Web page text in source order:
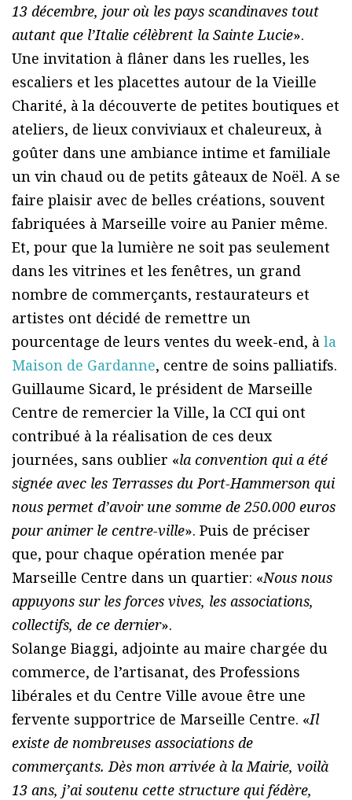
13 décembre, jour où les pays scandinaves tout
autant que l’Italie célèbrent la Sainte Lucie».
Une invitation à flâner dans les ruelles, les
escaliers et les placettes autour de la Vieille
Charité, à la découverte de petites boutiques et
ateliers, de lieux conviviaux et chaleureux, à
goûter dans une ambiance intime et familiale
un vin chaud ou de petits gâteaux de Noël. A se
faire plaisir avec de belles créations, souvent
fabriquées à Marseille voire au Panier même.
Et, pour que la lumière ne soit pas seulement
dans les vitrines et les fenêtres, un grand
nombre de commerçants, restaurateurs et
artistes ont décidé de remettre un
pourcentage de leurs ventes du week-end, à la
Maison de Gardanne, centre de soins palliatifs.
Guillaume Sicard, le président de Marseille
Centre de remercier la Ville, la CCI qui ont
contribué à la réalisation de ces deux
journées, sans oublier «la convention qui a été
signée avec les Terrasses du Port-Hammerson qui
nous permet d’avoir une somme de 250.000 euros
pour animer le centre-ville». Puis de préciser
que, pour chaque opération menée par
Marseille Centre dans un quartier: «Nous nous
appuyons sur les forces vives, les associations,
collectifs, de ce dernier».
Solange Biaggi, adjointe au maire chargée du
commerce, de l’artisanat, des Professions
libérales et du Centre Ville avoue être une
fervente supportrice de Marseille Centre. «Il
existe de nombreuses associations de
commerçants. Dès mon arrivée à la Mairie, voilà
13 ans, j’ai soutenu cette structure qui fédère,